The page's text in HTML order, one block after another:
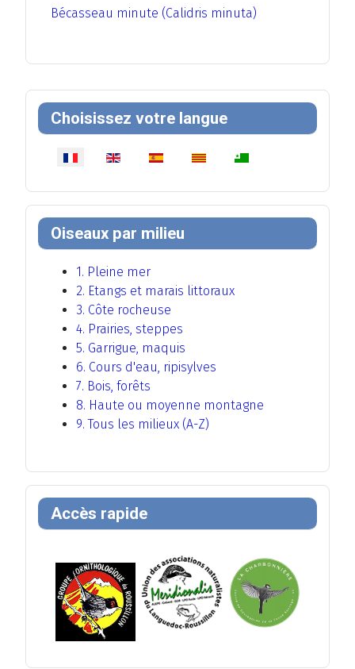
Choisissez votre langue
Sélectionnez votre langue
Oiseaux par milieu
1. Pleine mer
2. Etangs et marais littoraux
3. Côte rocheuse
4. Prairies, steppes
5. Garrigue, maquis
6. Cours d'eau, ripisylves
7. Bois, forêts
8. Haute ou moyenne montagne
9. Tous les milieux (A-Z)
Accès rapide
Bécasseau minute (Calidris minuta)